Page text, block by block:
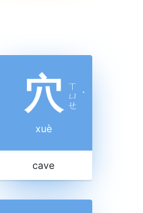
穴
ㄒ
ㄩ
ㄝ
ˋ
xuè
cave